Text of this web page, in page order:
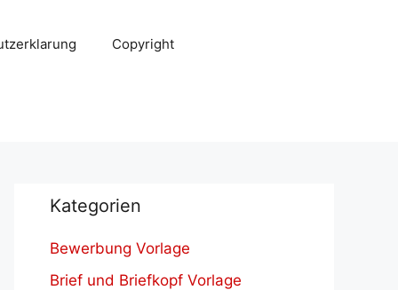
Copyright
Kategorien
Bewerbung Vorlage
Brief und Briefkopf Vorlage